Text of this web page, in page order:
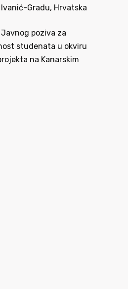
Ivanić-Gradu, Hrvatska
Javnog poziva za
studenata u okviru
na Kanarskim